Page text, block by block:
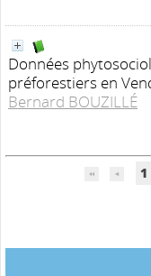
Données
préforestiers en
Bernard BOUZILLÉ
1